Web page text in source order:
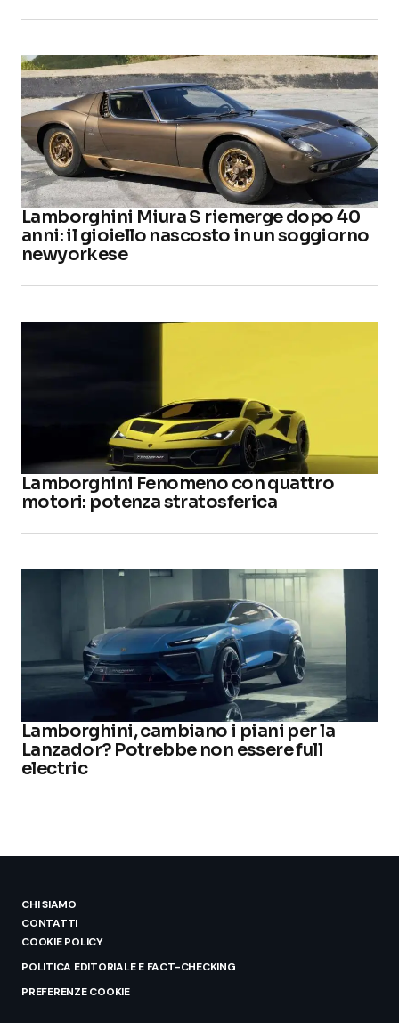
Lamborghini Miura S riemerge dopo 40
anni: il gioiello nascosto in un soggiorno
newyorkese
Lamborghini Fenomeno con quattro
motori: potenza stratosferica
Lamborghini, cambiano i piani per la
Lanzador? Potrebbe non essere full
electric
CHI SIAMO
CONTATTI
COOKIE POLICY
POLITICA EDITORIALE E FACT-CHECKING
PREFERENZE COOKIE